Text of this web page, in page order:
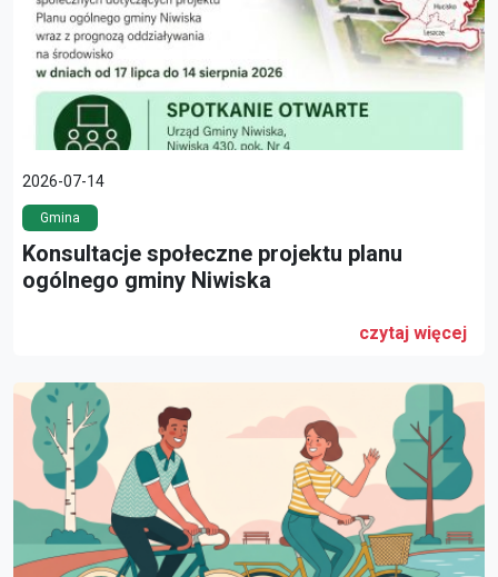
2026-07-14
Gmina
Konsultacje społeczne projektu planu
ogólnego gminy Niwiska
czytaj więcej
link do artykułu: